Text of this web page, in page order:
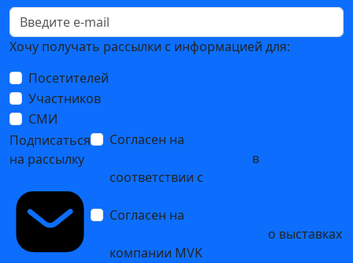
Хочу получать рассылки с информацией для:
Посетителей
Участников
СМИ
Подписаться
на рассылку
Согласен на
в
соответствии с
Согласен на
о выставках
компании MVK